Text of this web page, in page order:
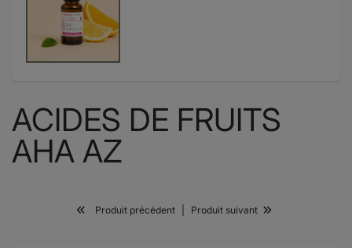
ACIDES DE FRUITS
AHA AZ
Produit précédent Produit suivant